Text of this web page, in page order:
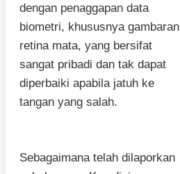
dengan penaggapan data
biometri, khususnya gambaran
retina mata, yang bersifat
sangat pribadi dan tak dapat
diperbaiki apabila jatuh ke
tangan yang salah.
Sebagaimana telah dilaporkan